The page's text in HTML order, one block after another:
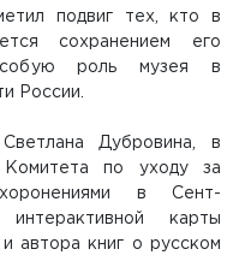
подвиг тех, кто в
сохранением его
роль музея в
России.
Дубровина, в
Комитета по уходу за
в Сент-
карты
автора книг о русском